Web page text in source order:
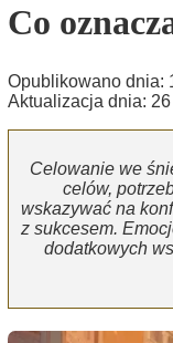
Co
Opublikowano dnia:
Aktualizacja dnia:
Celowanie we
celów,
wskazywać na
z sukcesem.
dodatkowych